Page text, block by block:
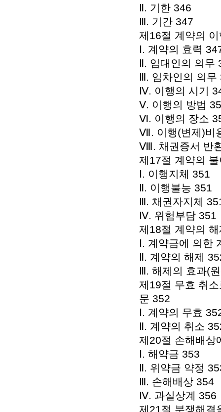
Ⅱ. 기한 346
Ⅲ. 기간 347
제16절 계약의
Ⅰ. 계약의 효력
Ⅱ. 임대인의 의무
Ⅲ. 임차인의 의무
Ⅳ. 이행의 시기
Ⅴ. 이행의 방법
Ⅵ. 이행의 장소
Ⅶ. 이행(변제)비
Ⅷ. 채권증서 반
제17절 계약의
Ⅰ. 이행지체 351
Ⅱ. 이행불능 351
Ⅲ. 채권자지체
Ⅳ. 위험부담 351
제18절 계약의
Ⅰ. 계약금에 의한
Ⅱ. 계약의 해제
Ⅲ. 해제의 효과(
제19절 무효 취
문 352
Ⅰ. 계약의 무효
Ⅱ. 계약의 취소
제20절 손해배상
Ⅰ. 해약금 353
Ⅱ. 위약금 약정
Ⅲ. 손해배상 354
Ⅳ. 과실상계 356
제21절 분쟁해결